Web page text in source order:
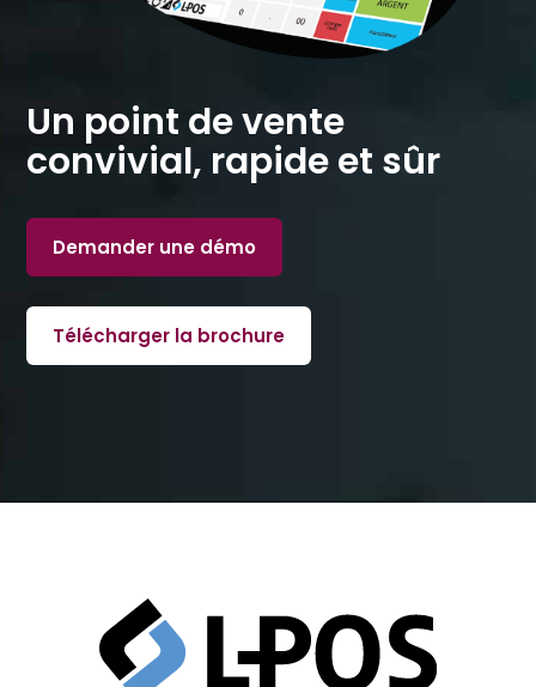
Un point de vente
convivial, rapide et sûr
Demander une démo
Télécharger la brochure